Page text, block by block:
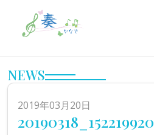
NEWS
2019年03月20日
20190318_152219920